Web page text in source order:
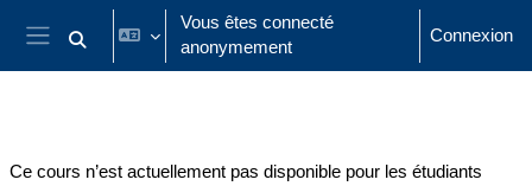
Passer au contenu principal
Panneau latéral
Activer/désactiver la saisie de recherche
Vous êtes connecté
anonymement
Connexion
Ce cours n’est actuellement pas disponible pour les étudiants